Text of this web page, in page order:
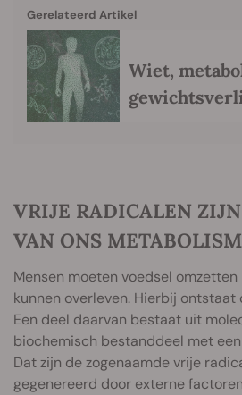
Gerelateerd Artikel
Wiet,
VRIJE RADICALEN
VAN ONS
Mensen moeten voedsel
kunnen overleven. Hierbij ontstaat
Een deel daarvan bestaat uit
biochemisch bestanddeel met
Dat zijn de zogenaamde vrije
gegenereerd door externe